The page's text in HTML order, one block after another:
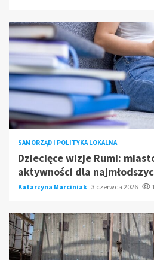
SAMORZĄD I POLITYKA LOKALNA
Dziecięce wizje Rumi:
aktywności dla
Katarzyna Marciniak 3 czerwca 2026